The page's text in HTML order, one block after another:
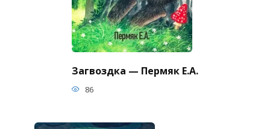
Загвоздка — Пермяк Е.А.
86